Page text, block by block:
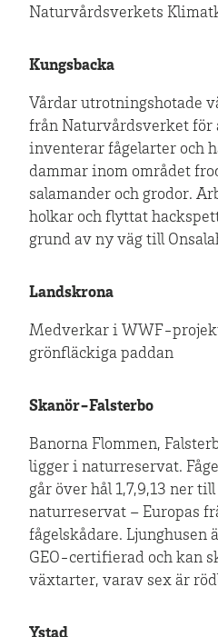
Naturvårdsverkets
Kungsbacka
Vårdar utrotningshotade
från Naturvårdsverket för
inventerar fågelarter och
dammar inom området
salamander och grodor.
holkar och flyttat
grund av ny väg till
Landskrona
Medverkar i WWF-
grönfläckiga paddan
Skanör-Falsterbo
Banorna Flommen,
ligger i naturreservat.
går över hål 1,7,9,13 ner till
naturreservat – Europas
fågelskådare. Ljunghusen
GEO-certifierad och kan
växtarter, varav sex är